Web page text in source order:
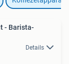
- Barista-
Details